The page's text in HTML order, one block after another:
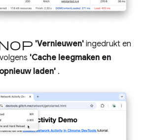
'Vernieuwen' ingedrukt en
'Cache leegmaken en
laden' .